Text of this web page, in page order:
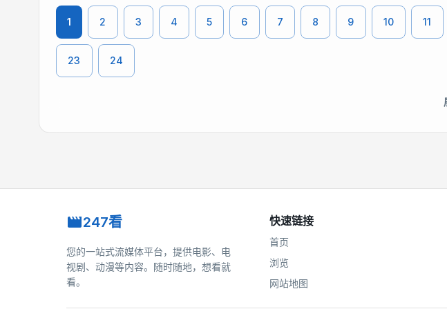
1 2 3 4 5 6 7 8 9 10 11
23 24
247看
您的一站式流媒体平台，提供电影、电
视剧、动漫等内容。随时随地，想看就
看。
快速链接
首页
浏览
网站地图